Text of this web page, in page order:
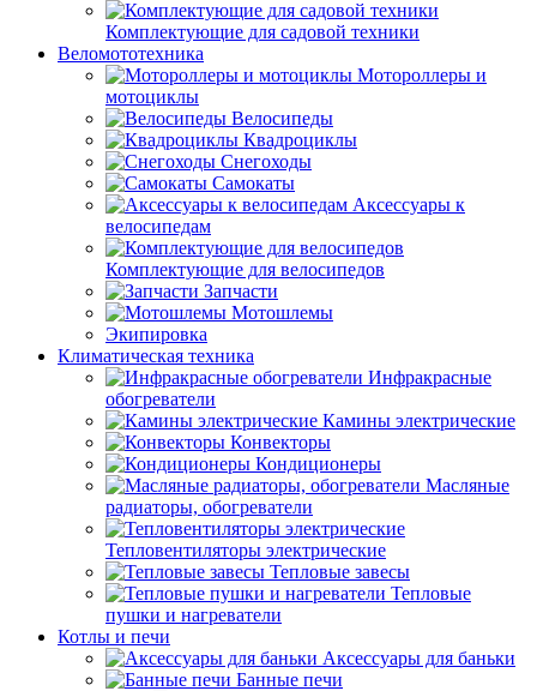
Комплектующие для садовой техники
Веломототехника
Мотороллеры и
мотоциклы
Велосипеды
Квадроциклы
Снегоходы
Самокаты
Аксессуары к
велосипедам
Комплектующие для велосипедов
Запчасти
Мотошлемы
Экипировка
Климатическая техника
Инфракрасные
обогреватели
Камины электрические
Конвекторы
Кондиционеры
Масляные
радиаторы, обогреватели
Тепловентиляторы электрические
Тепловые завесы
Тепловые
пушки и нагреватели
Котлы и печи
Аксессуары для баньки
Банные печи